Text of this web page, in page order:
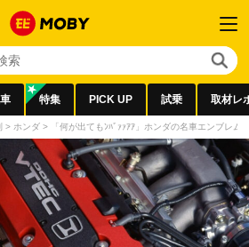
特集 PICK UP 試乗 取材レ
> ホンダ > 「何が出てもﾝﾊﾞｧｧｱｱ」ホンダの名車エンブレ